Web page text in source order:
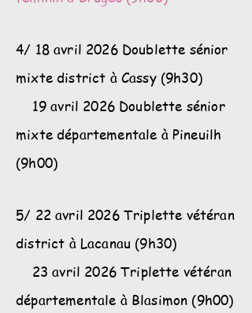
4/ 18 avril 2026 Doublette sénior
mixte district à Cassy (9h30)
19 avril 2026 Doublette sénior
mixte départementale à Pineuilh
(9h00)
5/ 22 avril 2026 Triplette vétéran
district à Lacanau (9h30)
23 avril 2026 Triplette vétéran
départementale à Blasimon (9h00)